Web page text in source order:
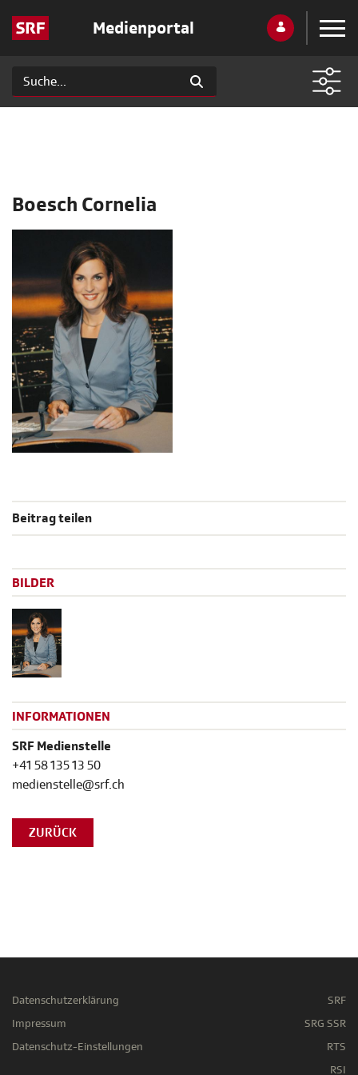
Medienportal
Boesch Cornelia
Beitrag teilen
BILDER
INFORMATIONEN
SRF Medienstelle
+41 58 135 13 50
medienstelle@srf.ch
ZURÜCK
Datenschutzerklärung
Impressum
Datenschutz-Einstellungen
SRF
SRG SSR
RTS
RSI